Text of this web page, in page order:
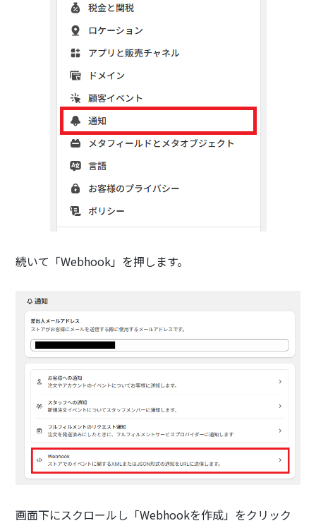
続いて「Webhook」を押します。
画面下にスクロールし「Webhookを作成」をクリック